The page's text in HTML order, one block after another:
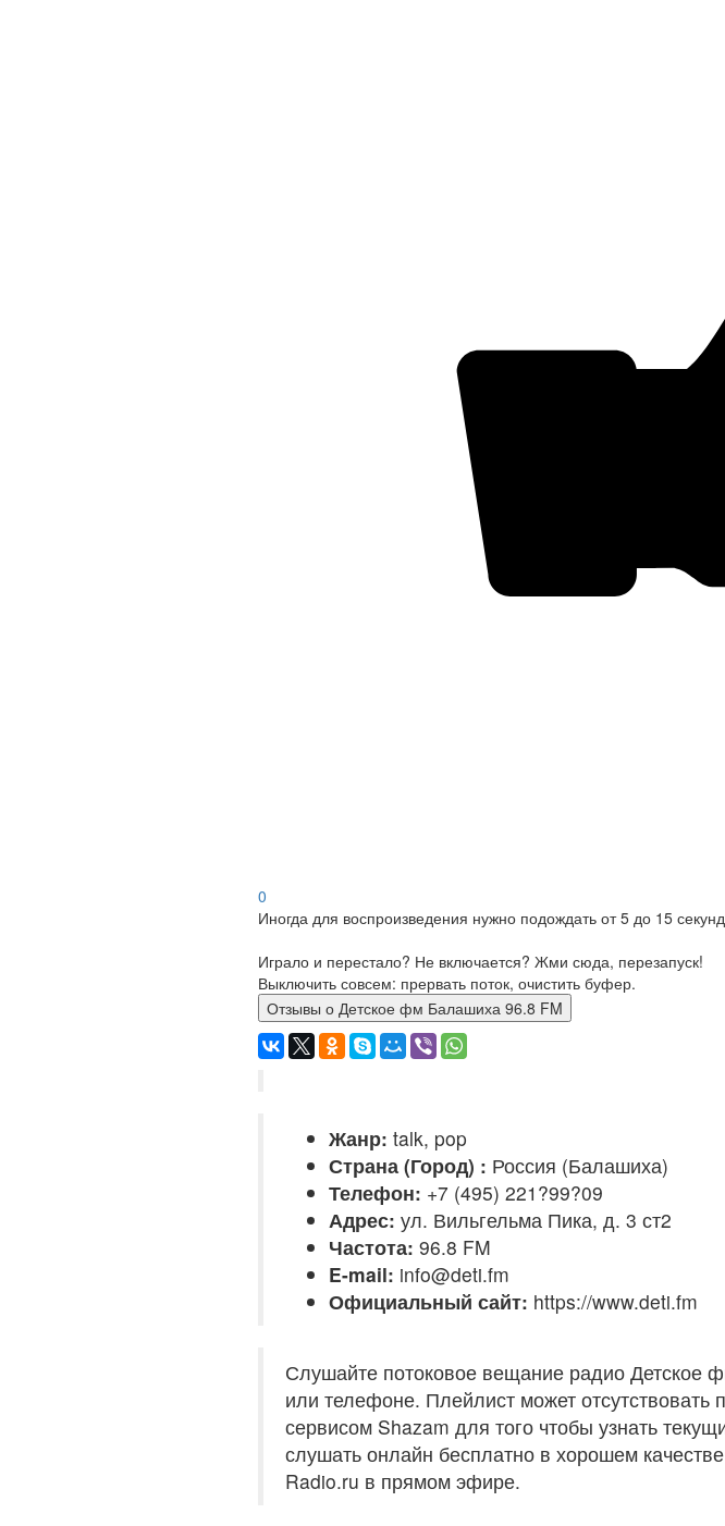
0
Иногда для воспроизведения нужно подождать от 5 до 15
Играло и перестало? Не включается? Жми сюда, перезапуск!
Выключить совсем: прервать поток, очистить буфер.
Отзывы о Детское фм Балашиха 96.8 FM
Жанр: talk, pop
Страна (Город) : Россия (Балашиха)
Телефон: +7 (495) 221?99?09
Адрес: ул. Вильгельма Пика, д. 3 ст2
Частота: 96.8 FM
E-mail: info@deti.fm
Официальный сайт: https://www.deti.fm
Слушайте потоковое вещание радио Детское
или телефоне. Плейлист может
сервисом Shazam для того чтобы узнать
слушать онлайн бесплатно в хорошем
Radio.ru в прямом эфире.